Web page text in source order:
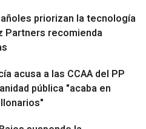
priorizan la tecnología
Partners recomienda
acusa a las CCAA del PP
pública "acaba en